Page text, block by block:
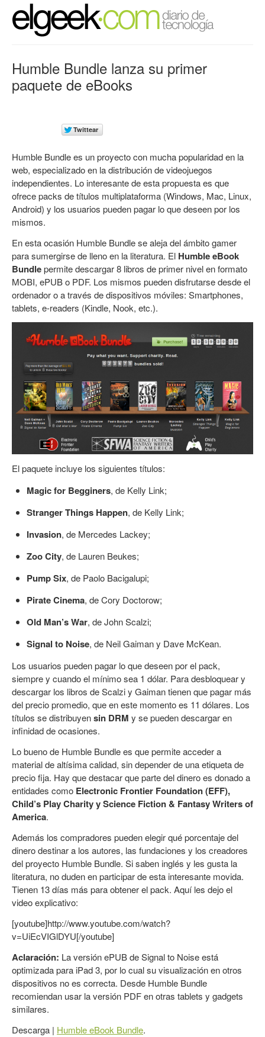
Humble Bundle lanza su primer
paquete de eBooks
Humble Bundle es un proyecto con mucha popularidad en la
web, especializado en la distribución de videojuegos
independientes. Lo interesante de esta propuesta es que
ofrece packs de títulos multiplataforma (Windows, Mac, Linux,
Android) y los usuarios pueden pagar lo que deseen por los
mismos.
En esta ocasión Humble Bundle se aleja del ámbito gamer
para sumergirse de lleno en la literatura. El Humble eBook
Bundlepermite descargar 8 libros de primer nivel en formato
MOBI, ePUB o PDF. Los mismos pueden disfrutarse desde el
ordenador o a través de dispositivos móviles: Smartphones,
tablets, e-readers (Kindle, Nook, etc.).
El paquete incluye los siguientes títulos:
Magic for Begginers, de Kelly Link;
Stranger Things Happen, de Kelly Link;
Invasion, de Mercedes Lackey;
Zoo City, de Lauren Beukes;
Pump Six, de Paolo Bacigalupi;
Pirate Cinema, de Cory Doctorow;
Old Man’s War, de John Scalzi;
Signal to Noise, de Neil Gaiman y Dave McKean.
Los usuarios pueden pagar lo que deseen por el pack,
siempre y cuando el mínimo sea 1 dólar. Para desbloquear y
descargar los libros de Scalzi y Gaiman tienen que pagar más
del precio promedio, que en este momento es 11 dólares. Los
títulos se distribuyensin DRM y se pueden descargar en
infinidad de ocasiones.
Lo bueno de Humble Bundle es que permite acceder a
material de altísima calidad, sin depender de una etiqueta de
precio fija. Hay que destacar que parte del dinero es donado a
entidades como Electronic Frontier Foundation (EFF),
Child’s Play Charity y Science Fiction & Fantasy Writers of
America.
Además los compradores pueden elegir qué porcentaje del
dinero destinar a los autores, las fundaciones y los creadores
del proyecto Humble Bundle. Si saben inglés y les gusta la
literatura, no duden en participar de esta interesante movida.
Tienen 13 días más para obtener el pack. Aquí les dejo el
video explicativo:
[youtube]http://www.youtube.com/watch?
v=UiEcVIGlDYU[/youtube]
Aclaración: La versión ePUB de Signal to Noise está
optimizada para iPad 3, por lo cual su visualización en otros
dispositivos no es correcta. Desde Humble Bundle
recomiendan usar la versión PDF en otras tablets y gadgets
similares.
Descarga | Humble eBook Bundle.